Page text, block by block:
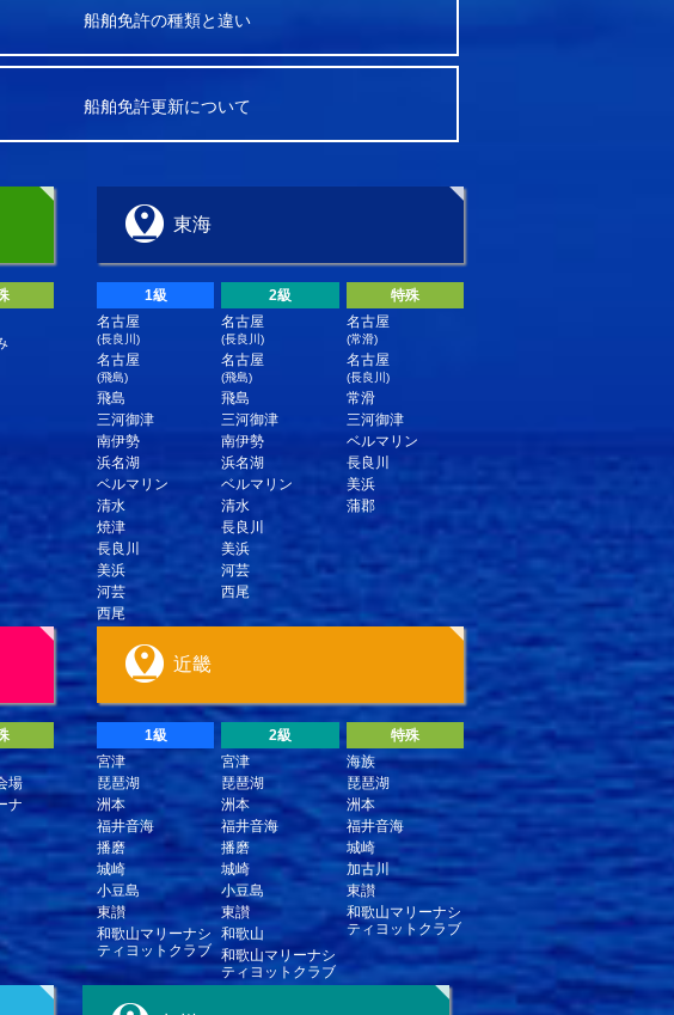
船舶免許の種類と違い
船舶免許更新について
東海
1級
名古屋
(長良川)
名古屋
(飛島)
飛島
三河御津
南伊勢
浜名湖
ベルマリン
清水
焼津
長良川
美浜
河芸
西尾
2級
名古屋
(長良川)
名古屋
(飛島)
飛島
三河御津
南伊勢
浜名湖
ベルマリン
清水
長良川
美浜
河芸
西尾
特殊
名古屋
(常滑)
名古屋
(長良川)
常滑
三河御津
ベルマリン
長良川
美浜
蒲郡
場
ナ
近畿
1級
宮津
琵琶湖
洲本
福井音海
播磨
城崎
小豆島
東讃
和歌山マリーナシ
ティヨットクラブ
2級
宮津
琵琶湖
洲本
福井音海
播磨
城崎
小豆島
東讃
和歌山
和歌山マリーナシ
ティヨットクラブ
特殊
海族
琵琶湖
洲本
福井音海
城崎
加古川
東讃
和歌山マリーナシ
ティヨットクラブ